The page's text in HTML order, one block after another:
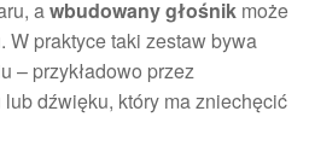
awbudowany głośnik może
W praktyce taki zestaw bywa
– przykładowo przez
dźwięku, który ma zniechęcić